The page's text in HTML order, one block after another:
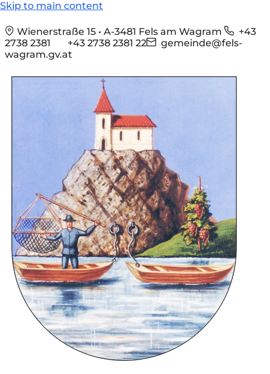
Skip to main content
Wienerstraße 15 • A-3481 Fels am Wagram
+43
2738 2381
+43 2738 2381 22
gemeinde@fels-
wagram.gv.at